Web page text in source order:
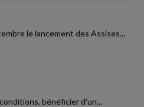
le lancement des Assises...
bénéficier d'un...